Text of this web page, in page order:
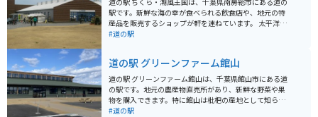
ダイスからほど近い場所には、野島崎灯台や白浜海洋美
術館など、観光スポットも充実しています。 南房総の名
産品は、枇杷やミカンなどの柑橘類、そして新鮮な海の
駅です。新鮮な海の幸が食べられる飲食店や、地元の特
産品を販売するショップが軒を連ねています。 太平洋を
一望できる展望台からは、水平線から昇る朝日や、海に
号線を走るのがおすすめです。潮風を感じながら、房総
半島の美しい景色を楽しむことができます。道の駅に
は、広々とした駐車場も完備されています。 名物は、地
元産の新鮮な魚介類を使った海鮮丼や、サザエのつんだ
煮です。お土産には、房総半島ならではの、びわを使っ
#道の駅
道の駅 グリーンファーム館山
道の駅 グリーンファーム館山は、千葉県館山市にある道
の駅です。地元の農産物直売所があり、新鮮な野菜や果
物を購入できます。特に館山は枇杷の産地として知られ
ており、旬の時期には美味しい枇杷が手に入ります。 ま
#道の駅